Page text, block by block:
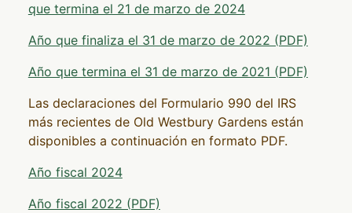
que termina el 21 de marzo de 2024
Año que finaliza el 31 de marzo de 2022 (PDF)
Año que termina el 31 de marzo de 2021 (PDF)
Las declaraciones del Formulario 990 del IRS
más recientes de Old Westbury Gardens están
disponibles a continuación en formato PDF.
Año fiscal 2024
Año fiscal 2022 (PDF)